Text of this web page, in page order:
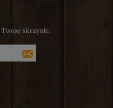
skrzynki: